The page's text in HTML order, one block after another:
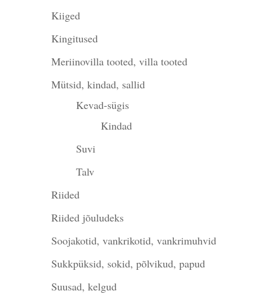
Kiiged
Kingitused
Meriinovilla tooted, villa tooted
Mütsid, kindad, sallid
Kevad-sügis
Kindad
Suvi
Talv
Riided
Riided jõuludeks
Soojakotid, vankrikotid, vankrimuhvid
Sukkpüksid, sokid, põlvikud, papud
Suusad, kelgud